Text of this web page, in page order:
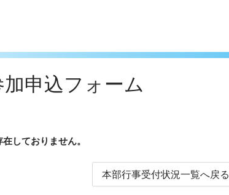
申込フォーム
しておりません。
本部行事受付状況一覧へ戻る